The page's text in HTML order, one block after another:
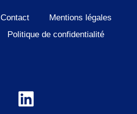
Contact
Mentions légales
Politique de confidentialité